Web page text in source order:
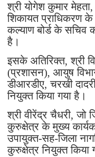
श्री योगेश कुमार मेहता,
शिकायत प्राधिकरण के
कल्याण बोर्ड के सचिव
है।
इसके अतिरिक्त, श्री
(प्रशासन), आयुष
डीआरडीए, चरखी
नियुक्त किया गया है।
श्री वीरेंद्र चैधरी, जो
कुरुक्षेत्र के मुख्य
उपायुक्त-सह-जिला
कुरुक्षेत्र नियुक्त किया